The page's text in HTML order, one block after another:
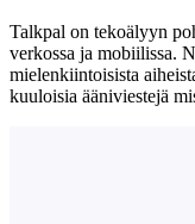
Talkpal on tekoälyyn
verkossa ja mobiilissa.
mielenkiintoisista
kuuloisia ääniviestejä